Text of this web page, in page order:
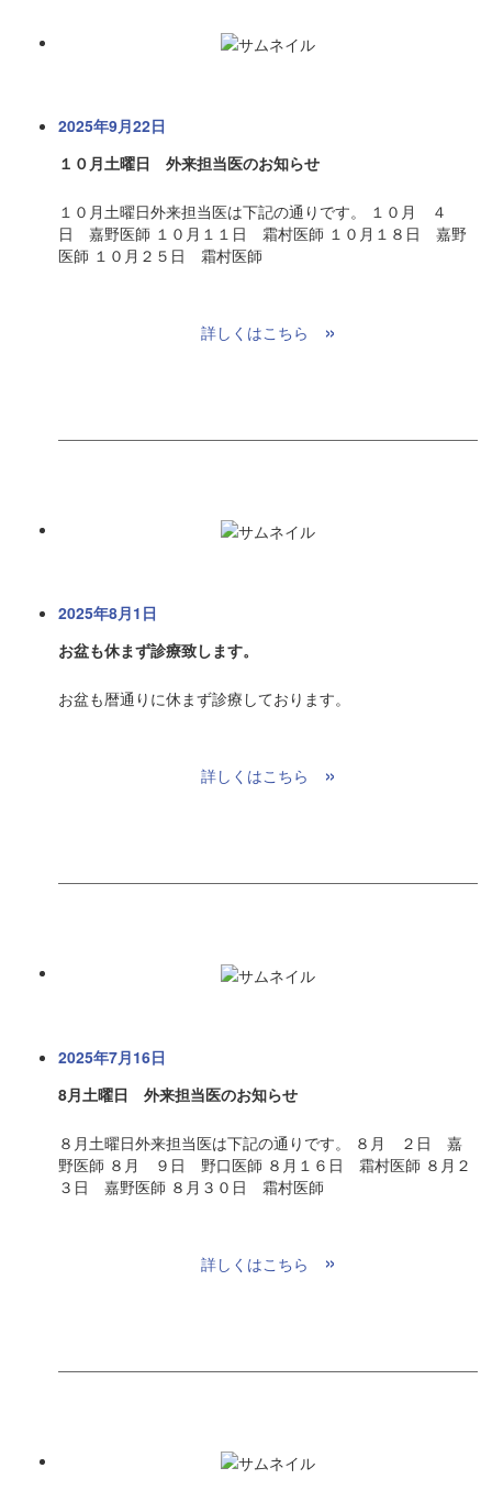
2025年9月22日
１０月土曜日 外来担当医のお知らせ
１０月土曜日外来担当医は下記の通りです。 １０月 ４
日 嘉野医師 １０月１１日 霜村医師 １０月１８日 嘉野
医師 １０月２５日 霜村医師
詳しくはこちら »
2025年8月1日
お盆も休まず診療致します。
お盆も暦通りに休まず診療しております。
詳しくはこちら »
2025年7月16日
8月土曜日 外来担当医のお知らせ
８月土曜日外来担当医は下記の通りです。 ８月 ２日 嘉
野医師 ８月 ９日 野口医師 ８月１６日 霜村医師 ８月２
３日 嘉野医師 ８月３０日 霜村医師
詳しくはこちら »